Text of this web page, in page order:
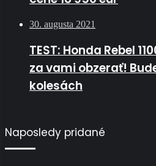
30. augusta 2021
TEST: Honda Rebel
za vami obzerať!
kolesách
Naposledy pridané